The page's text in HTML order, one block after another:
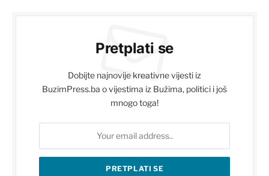
Pretplati se
Dobijte najnovije kreativne vijesti iz
BuzimPress.ba o vijestima iz Bužima, politici i još
mnogo toga!